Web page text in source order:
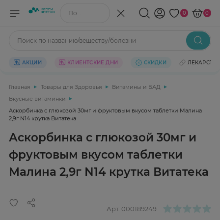
Поиск по названию/веществу 0 0
Поиск по названию/веществу/болезни
АКЦИИ КЛИЕНТСКИЕ ДНИ СКИДКИ ЛЕКАРСТВА
Главная Товары для Здоровья
Витамины и БАД
Вкусные витаминки
Аскорбинка с глюкозой 30мг и фруктовым вкусом таблетки Малина
2,9г N14 крутка Витатека
Аскорбинка с глюкозой 30мг и
фруктовым вкусом таблетки
Малина 2,9г N14 крутка Витатека
Арт. 000189249